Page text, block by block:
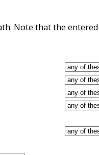
Note that the